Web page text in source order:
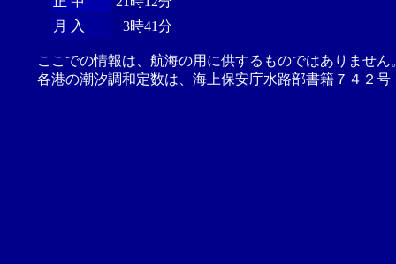
月 入
3時41分
ここでの情報は、航海の用に供するものではありませ
各港の潮汐調和定数は、海上保安庁水路部書籍７４２